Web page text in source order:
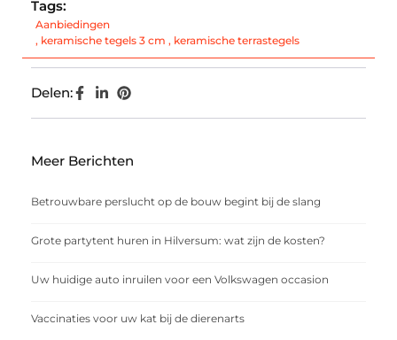
Tags:
Aanbiedingen
, keramische tegels 3 cm , keramische terrastegels
Delen:
Meer Berichten
Betrouwbare perslucht op de bouw begint bij de slang
Grote partytent huren in Hilversum: wat zijn de kosten?
Uw huidige auto inruilen voor een Volkswagen occasion
Vaccinaties voor uw kat bij de dierenarts